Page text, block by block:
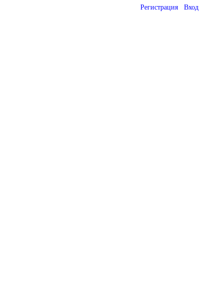
Регистрация Вход